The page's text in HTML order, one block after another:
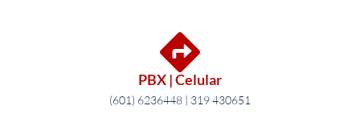
PBX | Celular
(601) 6236448 | 319 430651